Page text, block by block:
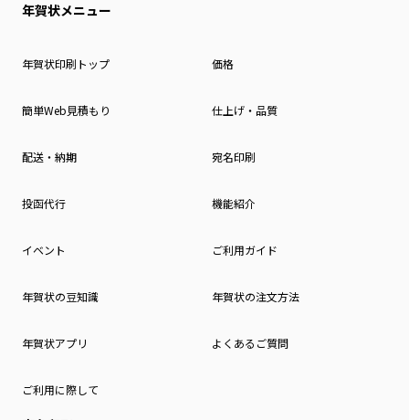
年賀状メニュー
年賀状印刷トップ 価格
簡単Web見積もり 仕上げ・品質
配送・納期 宛名印刷
投函代行 機能紹介
イベント ご利用ガイド
年賀状の豆知識 年賀状の注文方法
年賀状アプリ よくあるご質問
ご利用に際して